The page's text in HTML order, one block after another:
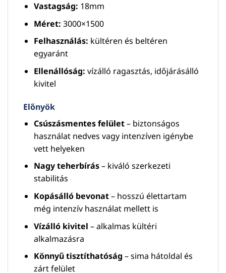
Vastagság: 18mm
Méret: 3000×1500
Felhasználás: kültéren és beltéren
egyaránt
Ellenállóság: vízálló ragasztás, időjárásálló
kivitel
Előnyök
Csúszásmentes felület– biztonságos
használat nedves vagy intenzíven igénybe
vett helyeken
Nagy teherbírás– kiváló szerkezeti
stabilitás
Kopásálló bevonat– hosszú élettartam
még intenzív használat mellett is
Vízálló kivitel – alkalmas kültéri
alkalmazásra
Könnyű tisztíthatóság – sima hátoldal és
zárt felület